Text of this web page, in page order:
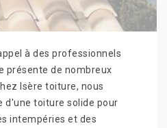
à des professionnels
présente de nombreux
Isère toiture, nous
d'une toiture solide pour
intempéries et des